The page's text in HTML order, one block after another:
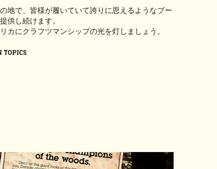
地で、皆様が履いていて誇りに思えるようなブー
供し続けます。
カにクラフツマンシップの光を灯しましょう。
TOPICS